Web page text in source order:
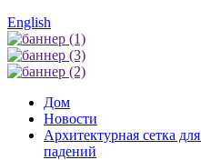
English
Дом
Новости
Архитектурная сетка
падений